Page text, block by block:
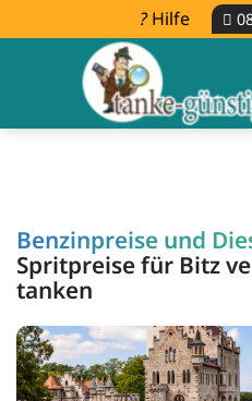
Hilfe
Benzinpreise und
Spritpreise für Bitz
tanken